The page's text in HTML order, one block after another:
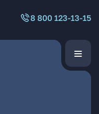
8 800 123-13-15